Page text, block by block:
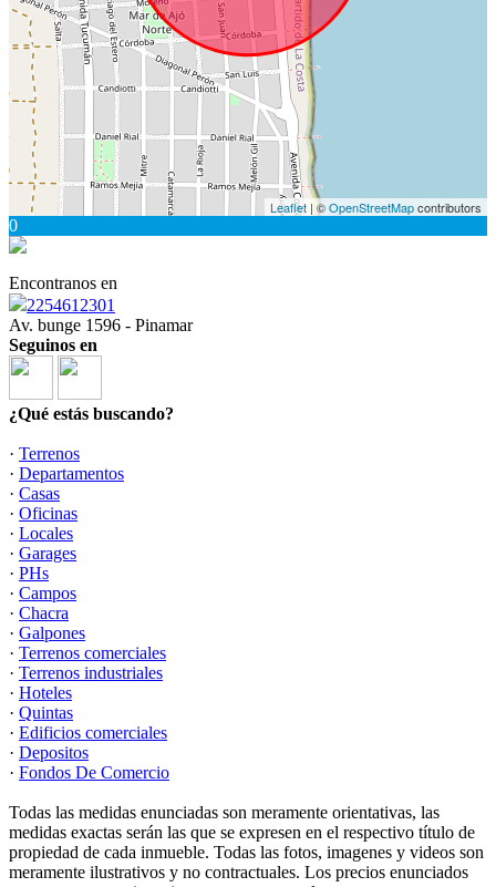
Leaflet | ©OpenStreetMapcontributors
0
Encontranos en
2254612301
Av. bunge 1596 - Pinamar
Seguinos en
¿Qué estás buscando?
· Terrenos
· Departamentos
· Casas
· Oficinas
· Locales
· Garages
· PHs
· Campos
· Chacra
· Galpones
· Terrenos comerciales
· Terrenos industriales
· Hoteles
· Quintas
· Edificios comerciales
· Depositos
· Fondos De Comercio
Todas las medidas enunciadas son meramente orientativas, las
medidas exactas serán las que se expresen en el respectivo título de
propiedad de cada inmueble. Todas las fotos, imagenes y videos son
meramente ilustrativos y no contractuales. Los precios enunciados